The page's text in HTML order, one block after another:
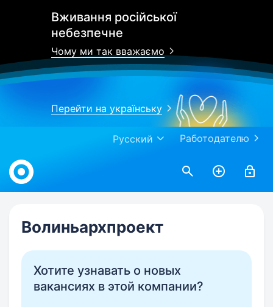
Вживання російської
небезпечне
Чому ми так вважаємо
Перейти на українську
Работодателю
Русский
Work.ua
Волиньархпроект
Хотите узнавать о новых
вакансиях в этой компании?